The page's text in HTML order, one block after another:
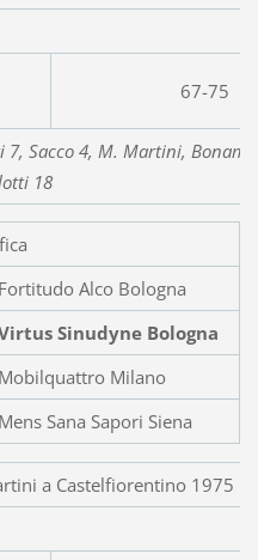
67-75
7, Sacco 4, M. Martini,
18
Fortitudo Alco Bologna
Sinudyne Bologna
Mobilquattro Milano
Mens Sana Sapori Siena
a Castelfiorentino 1975